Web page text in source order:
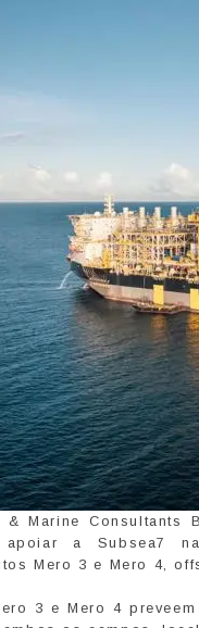
& Marine Consultants
a Subsea7
Mero 3 e Mero 4,
3 e Mero 4